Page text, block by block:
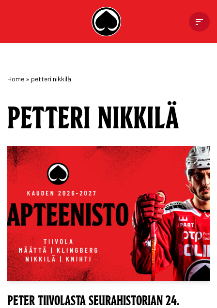
Home » petteri nikkilä
PETTERI NIKKILÄ
PETER TIIVOLASTA SEURAHISTORIAN 24.